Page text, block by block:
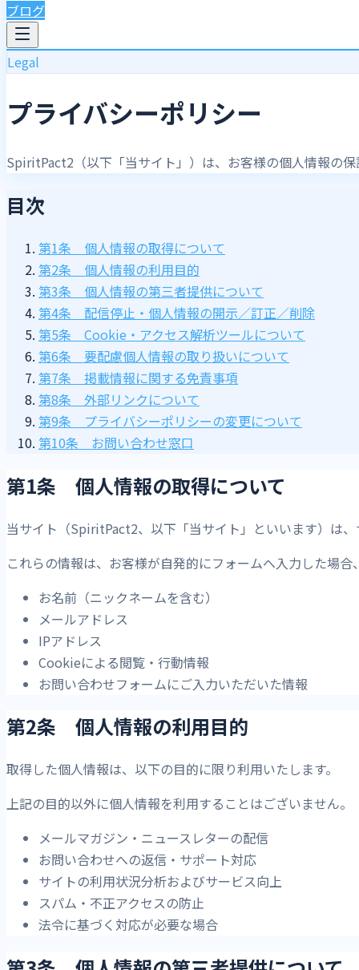
ブログ
Legal
プライバシーポリシー
SpiritPact2（以下「当サイト」）は、お客様の個人情報の
目次
第1条 個人情報の取得について
第2条 個人情報の利用目的
第3条 個人情報の第三者提供について
第4条 配信停止・個人情報の開示／訂正／削除
第5条 Cookie・アクセス解析ツールについて
第6条 要配慮個人情報の取り扱いについて
第7条 掲載情報に関する免責事項
第8条 外部リンクについて
第9条 プライバシーポリシーの変更について
第10条 お問い合わせ窓口
第1条 個人情報の取得について
当サイト（SpiritPact2、以下「当サイト」といいます）は
これらの情報は、お客様が自発的にフォームへ入力した場
お名前（ニックネームを含む）
メールアドレス
IPアドレス
Cookieによる閲覧・行動情報
お問い合わせフォームにご入力いただいた情報
第2条 個人情報の利用目的
取得した個人情報は、以下の目的に限り利用いたします。
上記の目的以外に個人情報を利用することはございません。
メールマガジン・ニュースレターの配信
お問い合わせへの返信・サポート対応
サイトの利用状況分析およびサービス向上
スパム・不正アクセスの防止
法令に基づく対応が必要な場合